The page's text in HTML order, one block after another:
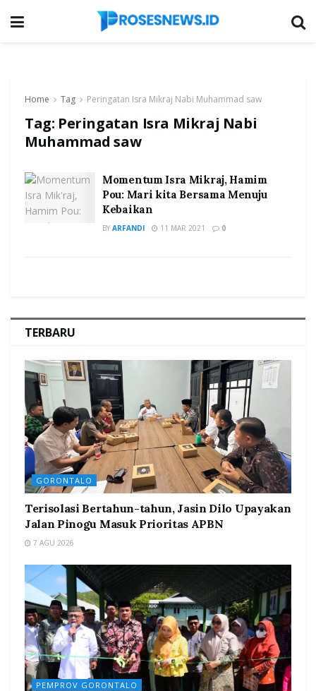
Home Tag Peringatan Isra Mikraj Nabi Muhammad saw
Tag: Peringatan Isra Mikraj Nabi
Muhammad saw
Momentum Isra Mikraj, Hamim
Pou: Mari kita Bersama Menuju
Kebaikan
BY ARFANDI 11 MAR 2021 0
TERBARU
GORONTALO
Terisolasi Bertahun-tahun, Jasin Dilo Upayakan
Jalan Pinogu Masuk Prioritas APBN
7 AGU 2026
PEMPROV GORONTALO